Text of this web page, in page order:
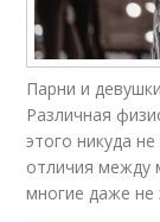
Парни и
Различная
этого никуда
отличия между
многие даже не